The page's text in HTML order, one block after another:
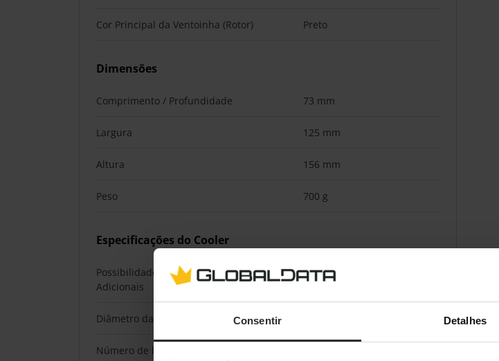
Consentir Detalhes
Cor Principal da Ventoinha (Rotor) Preto
Dimensões
Comprimento / Profundidade 73 mm
Largura 125 mm
Altura 156 mm
Peso 700 g
Especificações do Cooler
Possibilidade de Adicionar Ventoinhas
Adicionais
Não
Diâmetro da Heatpipe
Número de heatpipes